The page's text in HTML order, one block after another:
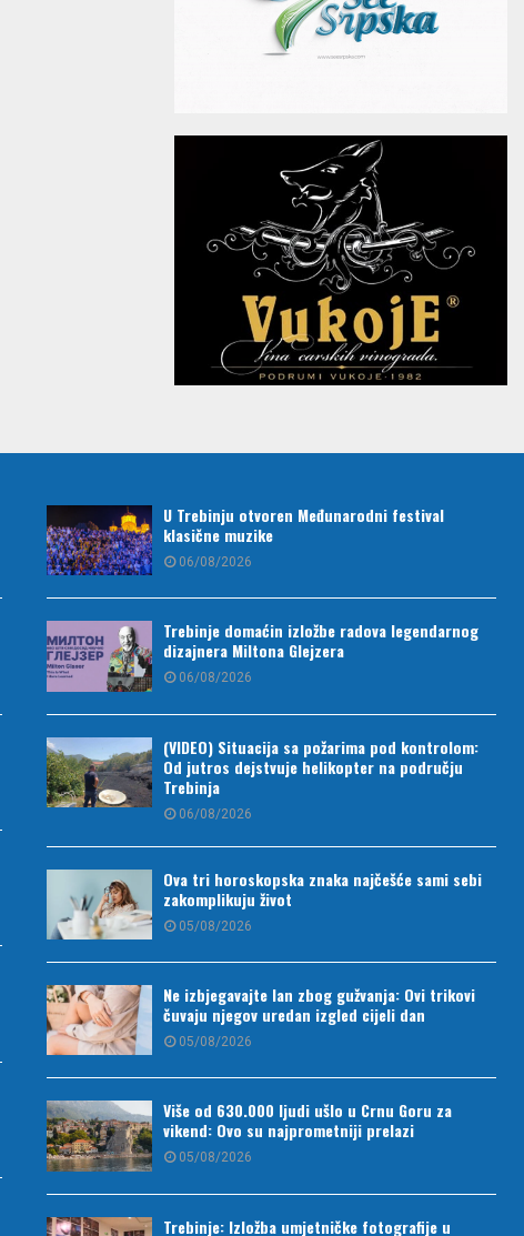
U Trebinju otvoren Međunarodni festival
klasične muzike
06/08/2026
Trebinje domaćin izložbe radova legendarnog
dizajnera Miltona Glejzera
06/08/2026
(VIDEO) Situacija sa požarima pod kontrolom:
Od jutros dejstvuje helikopter na području
Trebinja
06/08/2026
Ova tri horoskopska znaka najčešće sami sebi
zakomplikuju život
05/08/2026
Ne izbjegavajte lan zbog gužvanja: Ovi trikovi
čuvaju njegov uredan izgled cijeli dan
05/08/2026
Više od 630.000 ljudi ušlo u Crnu Goru za
vikend: Ovo su najprometniji prelazi
05/08/2026
Trebinje: Izložba umjetničke fotografije u